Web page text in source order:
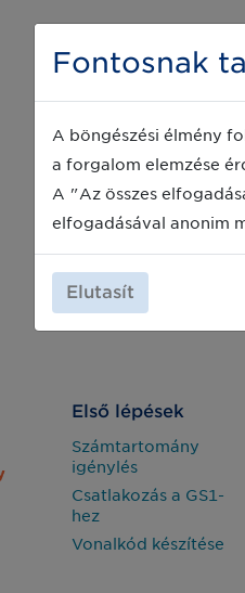
Első lépések
Számtartomány
igénylés
Csatlakozás a GS1-
hez
Vonalkód készítése
Fontosnak
A böngészési élmény
a forgalom elemzése
A "Az összes
elfogadásával anonim
Elutasít